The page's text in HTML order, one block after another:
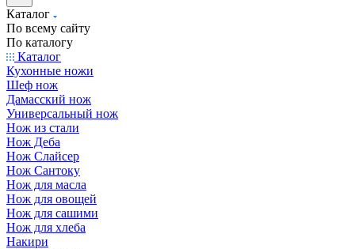
Каталог
По всему сайту
По каталогу
Каталог
Кухонные ножи
Шеф нож
Дамасский нож
Универсальный нож
Нож из стали
Нож Деба
Нож Слайсер
Нож Сантоку
Нож для масла
Нож для овощей
Нож для сашими
Нож для хлеба
Накири